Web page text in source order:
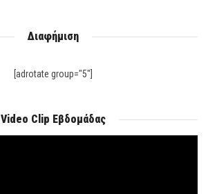
Διαφήμιση
[adrotate group="5"]
Video Clip Εβδομάδας